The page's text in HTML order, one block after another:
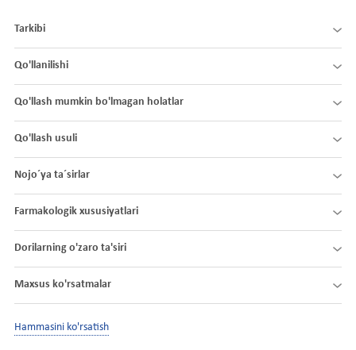
Tarkibi
Qo'llanilishi
Qo'llash mumkin bo'lmagan holatlar
Qo'llash usuli
Nojo´ya ta´sirlar
Farmakologik xususiyatlari
Dorilarning o'zaro ta'siri
Maxsus ko'rsatmalar
Hammasini ko'rsatish